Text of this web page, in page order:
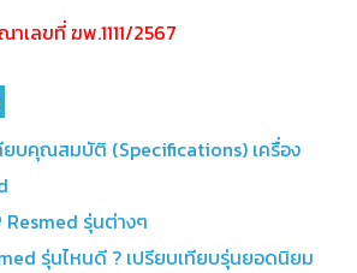
เลขที่ ฆพ.1111/2567
ยบคุณสมบัติ (Specifications) เครื่อง
Resmed รุ่นต่างๆ
รุ่นไหนดี ? เปรียบเทียบรุ่นยอดนิยม